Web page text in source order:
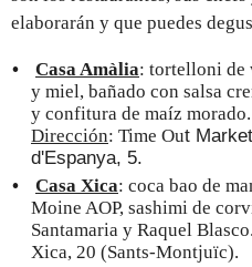
elaborarán y que puedes
Casa Amàlia: tortelloni de
y miel, bañado con salsa
y confitura de maíz morado.
Dirección: Time Out
d'Espanya, 5.
Casa Xica: coca bao de
Moine AOP, sashimi de
Santamaria y Raquel Blasco.
Xica, 20 (Sants-Montjuïc).